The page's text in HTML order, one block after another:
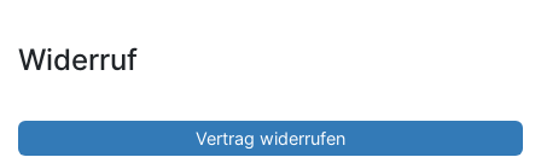
Widerruf
Vertrag widerrufen